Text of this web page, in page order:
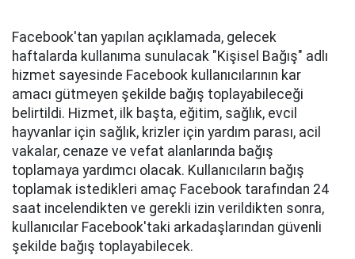
Facebook'tan yapılan açıklamada, gelecek
haftalarda kullanıma sunulacak "Kişisel Bağış" adlı
hizmet sayesinde Facebook kullanıcılarının kar
amacı gütmeyen şekilde bağış toplayabileceği
belirtildi. Hizmet, ilk başta, eğitim, sağlık, evcil
hayvanlar için sağlık, krizler için yardım parası, acil
vakalar, cenaze ve vefat alanlarında bağış
toplamaya yardımcı olacak. Kullanıcıların bağış
toplamak istedikleri amaç Facebook tarafından 24
saat incelendikten ve gerekli izin verildikten sonra,
kullanıcılar Facebook'taki arkadaşlarından güvenli
şekilde bağış toplayabilecek.